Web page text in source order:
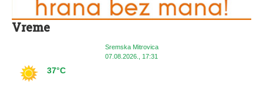
Vreme
Sremska Mitrovica
07.08.2026., 17:31
37°C